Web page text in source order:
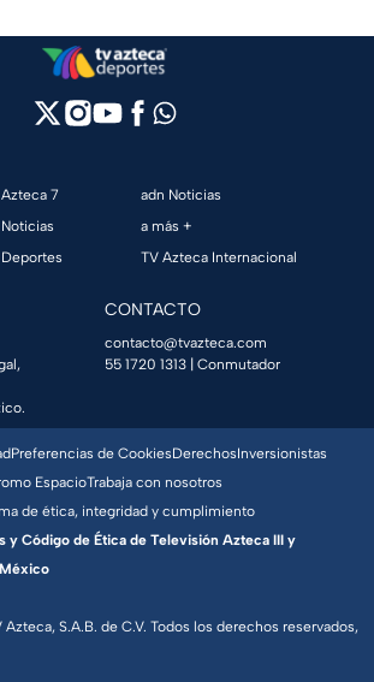
Azteca 7
Noticias
Deportes
adn Noticias
a más +
TV Azteca Internacional
CONTACTO
contacto@tvazteca.com
55 1720 1313 | Conmutador
S.A.B. de C.V. Todos los derechos reservados,
Preferencias de CookiesDerechosInversionistas
EspacioTrabaja con nosotros
de ética, integridad y cumplimiento
y Código de Ética de Televisión Azteca III y